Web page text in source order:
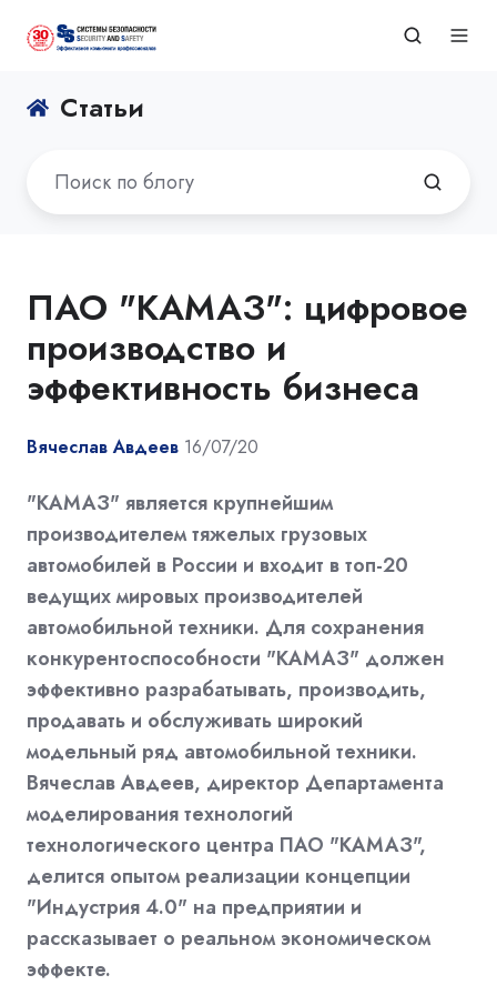
Статьи
ПАО "КАМАЗ": цифровое
производство и
эффективность бизнеса
Вячеслав Авдеев 16/07/20
"КАМАЗ" является крупнейшим
производителем тяжелых грузовых
автомобилей в России и входит в топ-20
ведущих мировых производителей
автомобильной техники. Для сохранения
конкурентоспособности "КАМАЗ" должен
эффективно разрабатывать, производить,
продавать и обслуживать широкий
модельный ряд автомобильной техники.
Вячеслав Авдеев, директор Департамента
моделирования технологий
технологического центра ПАО "КАМАЗ",
делится опытом реализации концепции
"Индустрия 4.0" на предприятии и
рассказывает о реальном экономическом
эффекте.